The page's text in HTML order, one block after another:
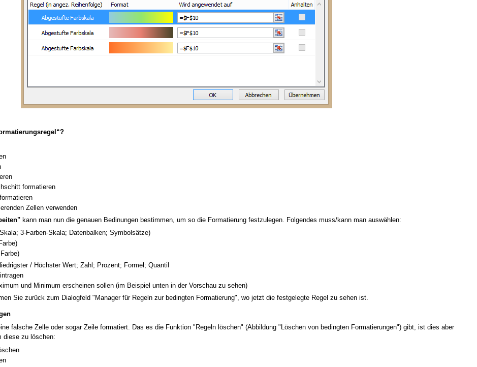
formatieren
Zellen verwenden
kann man nun die genauen Bedinungen bestimmen, um so die Formatierung festzulegen. Folgendes muss/kann man auswählen:
3-Farben-Skala; Datenbalken; Symbolsätze)
/ Höchster Wert; Zahl; Prozent; Formel; Quantil
und Minimum erscheinen sollen (im Beispiel unten in der Vorschau zu sehen)
Sie zurück zum Dialogfeld "Manager für Regeln zur bedingten Formatierung", wo jetzt die festgelegte Regel zu sehen ist.
falsche Zelle oder sogar Zeile formatiert. Das es die Funktion "Regeln löschen" (Abbildung "Löschen von bedingten Formatierungen") gibt, ist dies aber
diese zu löschen: